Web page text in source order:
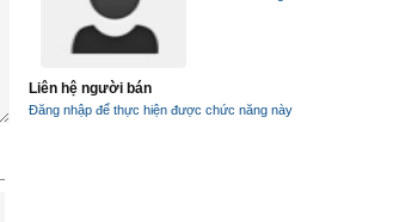
Liên hệ người bán
Đăng nhập để thực hiện được chức năng này